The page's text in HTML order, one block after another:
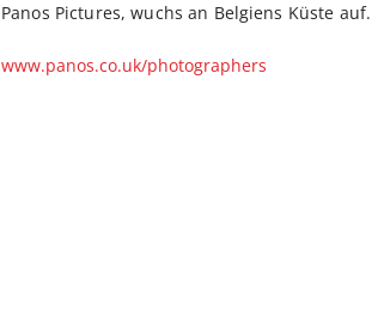
Panos Pictures, wuchs an Belgiens Küste auf.
www.panos.co.uk/photographers